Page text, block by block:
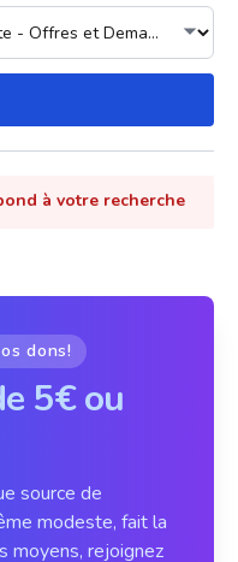
à votre recherche
dons!
5€ ou
source de
modeste, fait la
moyens, rejoignez